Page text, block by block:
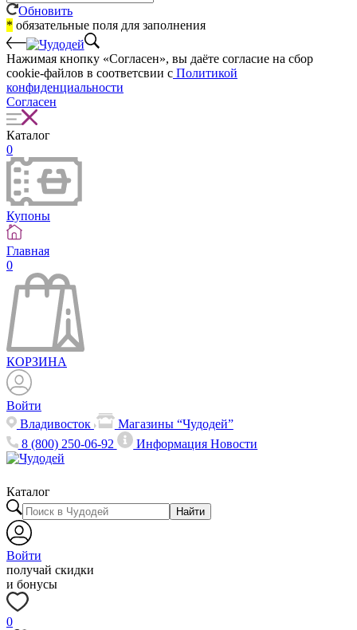
Обновить
* обязательные поля для заполнения
Нажимая кнопку «Согласен», вы даёте cогласие на сбор
cookie-файлов в соответсвии с Политикой
конфиденциальности
Согласен
Каталог
0
Купоны
Главная
0
КОРЗИНА
Войти
Владивосток
Магазины “Чудодей”
8 (800) 250-06-92
ИнформацияНовости
Каталог
Найти
Войти
получай скидки
и бонусы
0